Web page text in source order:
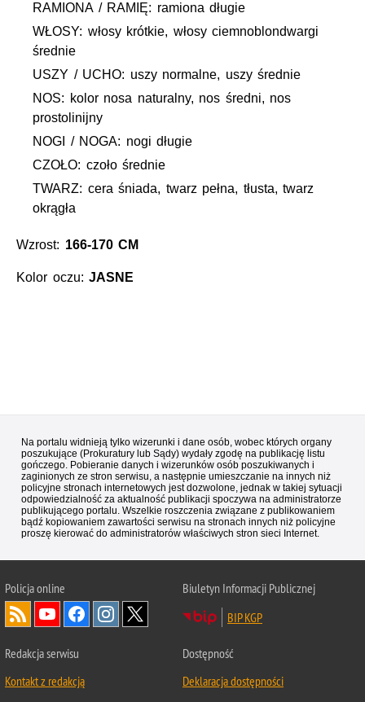
RAMIONA / RAMIĘ: ramiona długie
WŁOSY: włosy krótkie, włosy ciemnoblondwargi
średnie
USZY / UCHO: uszy normalne, uszy średnie
NOS: kolor nosa naturalny, nos średni, nos
prostolinijny
NOGI / NOGA: nogi długie
CZOŁO: czoło średnie
TWARZ: cera śniada, twarz pełna, tłusta, twarz
okrągła
Wzrost: 166-170 CM
Kolor oczu:JASNE
Na portalu widnieją tylko wizerunki i dane osób, wobec których organy
poszukujące (Prokuratury lub Sądy) wydały zgodę na publikację listu
gończego. Pobieranie danych i wizerunków osób poszukiwanych i
zaginionych ze stron serwisu, a następnie umieszczanie na innych niż
policyjne stronach internetowych jest dozwolone, jednak w takiej sytuacji
odpowiedzialność za aktualność publikacji spoczywa na administratorze
publikującego portalu. Wszelkie roszczenia związane z publikowaniem
bądź kopiowaniem zawartości serwisu na stronach innych niż policyjne
proszę kierować do administratorów właściwych stron sieci Internet.
Policjaonline
Biuletyn Informacji Publicznej
BIP KGP
Redakcja serwisu
Kontakt z redakcją
Dostępność
Deklaracja dostępności